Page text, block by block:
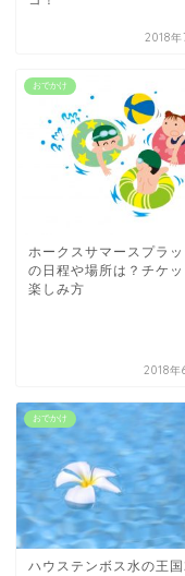
2018年
おでかけ
ホークスサマースプラッ
の日程や場所は？チケ
楽しみ方
2018年
おでかけ
ハウステンボス水の王